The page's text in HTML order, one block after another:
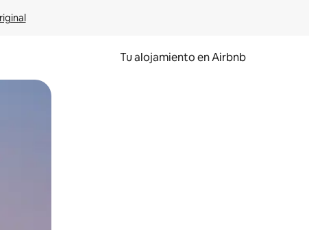
Tu alojamiento en Airbnb